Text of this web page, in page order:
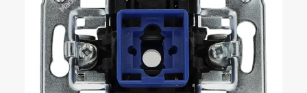
Händler
Über uns
Kontakt